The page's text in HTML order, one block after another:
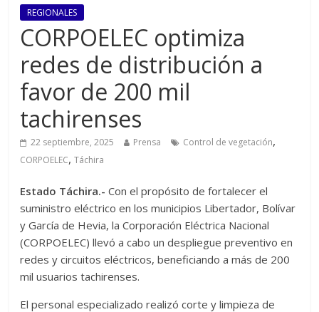
REGIONALES
CORPOELEC optimiza
redes de distribución a
favor de 200 mil
tachirenses
22 septiembre, 2025 Prensa Control de vegetación,
CORPOELEC,Táchira
Estado Táchira.-Con el propósito de fortalecer el
suministro eléctrico en los municipios Libertador, Bolívar
y García de Hevia, la Corporación Eléctrica Nacional
(CORPOELEC) llevó a cabo un despliegue preventivo en
redes y circuitos eléctricos, beneficiando a más de 200
mil usuarios tachirenses.
El personal especializado realizó corte y limpieza de